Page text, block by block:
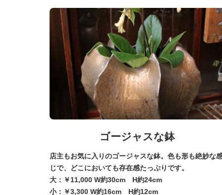
ゴージャスな鉢
店主もお気に入りのゴージャスな鉢。色も形も絶妙な
じで、どこにおいても存在感たっぷりです。
大：￥11,000 W約30cm H約24cm
小：￥3,300 W約16cm H約12cm